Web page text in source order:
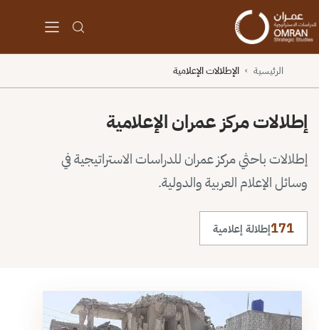
الرئيسية › الإطلالات الإعلامية
إطلالات مركز عمران الإعلامية
إطلالات باحثي مركز عمران للدراسات الاستراتيجية في
وسائل الإعلام العربية والدولية.
171إطلالة إعلامية